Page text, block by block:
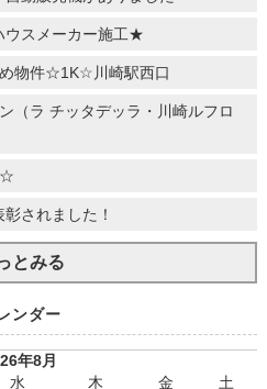
ウスメーカー施工★
め物件☆1K☆川崎駅西口
（ラ チッタデッラ・川崎ルフロ
☆
されました！
とみる
ンダー
年8月
水 木 金 土